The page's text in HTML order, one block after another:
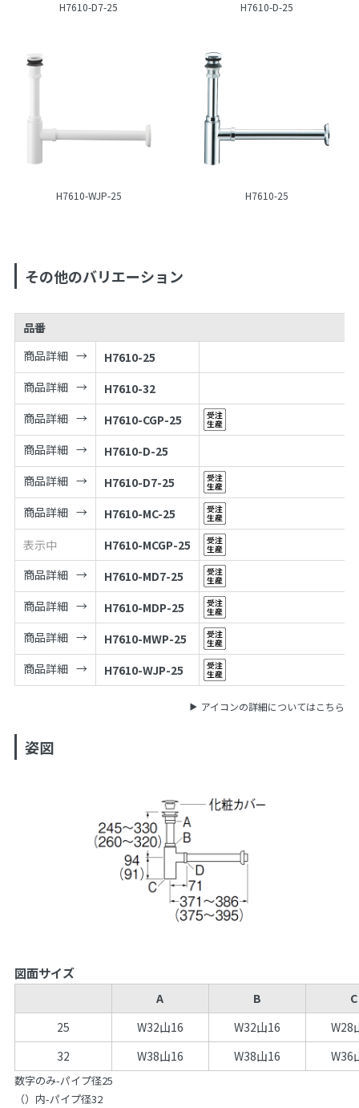
H7610-D7-25 H7610-D-25
H7610-WJP-25 H7610-25
その他のバリエーション
品番
商品詳細
H7610-25
商品詳細
H7610-32
商品詳細
H7610-CGP-25
商品詳細
H7610-D-25
商品詳細
H7610-D7-25
商品詳細
H7610-MC-25
表示中
H7610-MCGP-25
商品詳細
H7610-MD7-25
商品詳細
H7610-MDP-25
商品詳細
H7610-MWP-25
商品詳細
H7610-WJP-25
アイコンの詳細についてはこちら
姿図
図面サイズ
A B
C
25
W32山16 W32山16
W28
32
W38山16 W38山16 W36
数字のみ-パイプ径25
（）内-パイプ径32